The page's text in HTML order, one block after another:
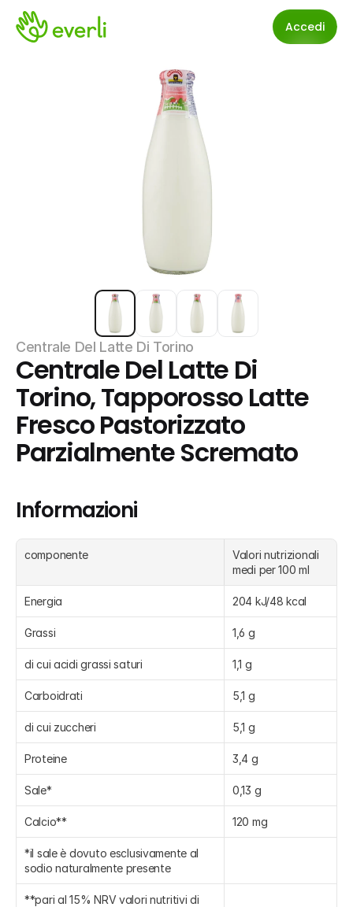
Accedi
Centrale Del Latte Di Torino
Centrale Del Latte Di
Torino, Tapporosso Latte
Fresco Pastorizzato
Parzialmente Scremato
Informazioni
componente
Valori nutrizionali
medi per 100 ml
Energia 204 kJ/48 kcal
Grassi 1,6 g
di cui acidi grassi saturi 1,1 g
Carboidrati 5,1 g
di cui zuccheri 5,1 g
Proteine 3,4 g
Sale* 0,13 g
Calcio** 120 mg
*il sale è dovuto esclusivamente al
sodio naturalmente presente
**pari al 15% NRV valori nutritivi di